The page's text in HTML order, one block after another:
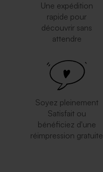
Une expédition
rapide pour
découvrir sans
attendre
Soyez pleinement
Satisfait ou
bénéficiez d'une
réimpression gratuite